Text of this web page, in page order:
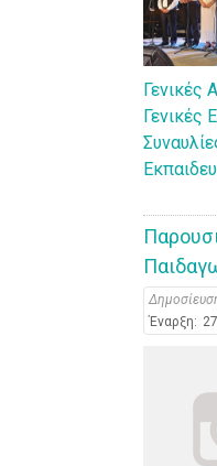
Γενικές
Γενικές
Έναρξη: